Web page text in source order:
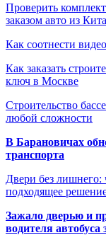
Проверить
заказом авто из
Как соотнести
Как заказать
ключ в Москве
Строительство
любой сложности
В Барановичах
транспорта
Двери без лишнего:
подходящее
Зажало дверью и
водителя